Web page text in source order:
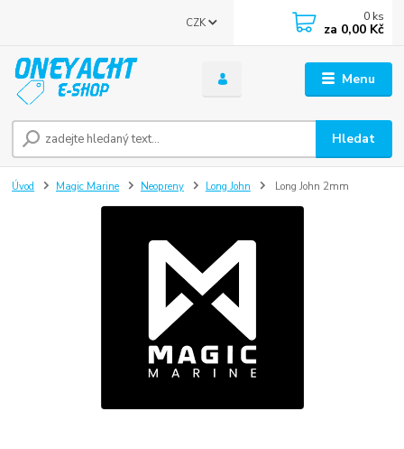
Menu
CZK
Hledat
0 ks
za 0,00 Kč
Úvod Magic Marine Neopreny Long John Long John 2mm